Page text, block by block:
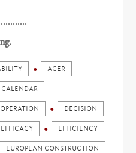
ACER
CALENDAR
DECISION
EFFICACY EFFICIENCY
EUROPEAN CONSTRUCTION